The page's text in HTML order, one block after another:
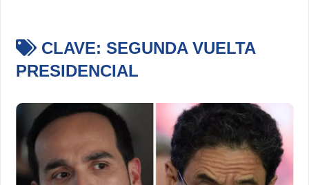
CLAVE: SEGUNDA VUELTA
PRESIDENCIAL